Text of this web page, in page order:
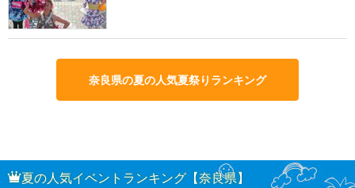
奈良県の夏の人気夏祭りランキング
夏の人気イベントランキング【奈良県】